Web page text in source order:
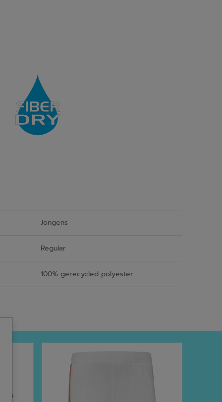
Jongens
Regular
100% gerecycled polyester